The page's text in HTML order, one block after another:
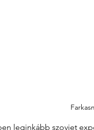
leginkább szovjet